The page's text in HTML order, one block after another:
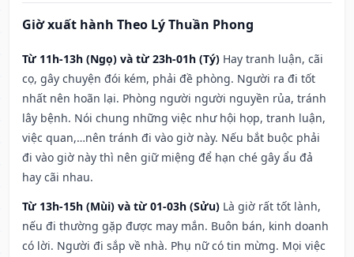
Giờ xuất hành Theo Lý Thuần Phong
Từ 11h-13h (Ngọ) và từ 23h-01h (Tý) Hay tranh luận, cãi
cọ, gây chuyện đói kém, phải đề phòng. Người ra đi tốt
nhất nên hoãn lại. Phòng người người nguyền rủa, tránh
lây bệnh. Nói chung những việc như hội họp, tranh luận,
việc quan,…nên tránh đi vào giờ này. Nếu bắt buộc phải
đi vào giờ này thì nên giữ miệng để hạn ché gây ẩu đả
hay cãi nhau.
Từ 13h-15h (Mùi) và từ 01-03h (Sửu) Là giờ rất tốt lành,
nếu đi thường gặp được may mắn. Buôn bán, kinh doanh
có lời. Người đi sắp về nhà. Phụ nữ có tin mừng. Mọi việc